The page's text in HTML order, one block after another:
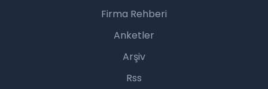
Firma Rehberi
Anketler
Arşiv
Rss